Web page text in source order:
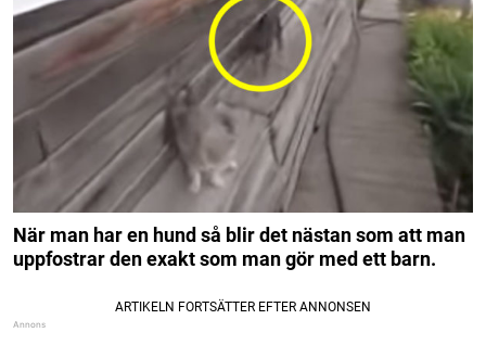
När man har en hund så blir det nästan som att man
uppfostrar den exakt som man gör med ett barn.